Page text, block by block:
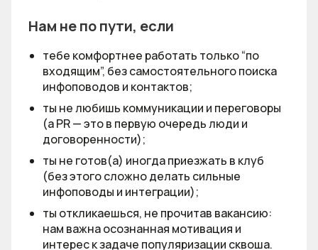
Нам не по пути, если
тебе комфортнее работать только “по
входящим”, без самостоятельного поиска
инфоповодов и контактов;
ты не любишь коммуникации и переговоры
(а PR — это в первую очередь люди и
договоренности);
ты не готов(а) иногда приезжать в клуб
(без этого сложно делать сильные
инфоповоды и интеграции);
ты откликаешься, не прочитав вакансию:
нам важна осознанная мотивация и
интерес к задаче популяризации сквоша.